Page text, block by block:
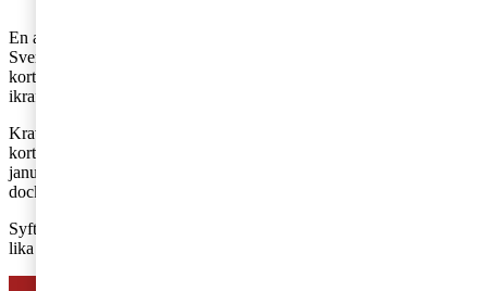
En annan kravförändring är att utländska företag utan fast driftställe i
Sverige som säljer varor eller tjänster mot kontant- eller
kortbetalning måste ha ett certifierat kassaregister. Lagkravet träder
ikraft från och med 1 maj i år.
Kravet på att företag som säljer varor eller tjänster mot kontant- eller
kortbetalning måste ha ett certifierat kassaregister har funnits sedan 1
januari 2010. Utländska företag utan fast driftställe i Sverige har
dock varit undantaget kassaregisterkravet, fram till nu.
Syftet med lagändringen är att åstadkomma förstärkt konkurrens på
lika villkor i kontantbranschen.